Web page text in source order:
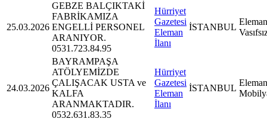
25.03.2026
GEBZE BALÇIKTAKİ
FABRİKAMIZA
ENGELLİ PERSONEL
ARANIYOR.
0531.723.84.95
Hürriyet
Gazetesi
Eleman
İlanı
İSTANBUL
24.03.2026
BAYRAMPAŞA
ATÖLYEMİZDE
ÇALIŞACAK USTA ve
KALFA
ARANMAKTADIR.
0532.631.83.35
Hürriyet
Gazetesi
Eleman
İlanı
İSTANBUL